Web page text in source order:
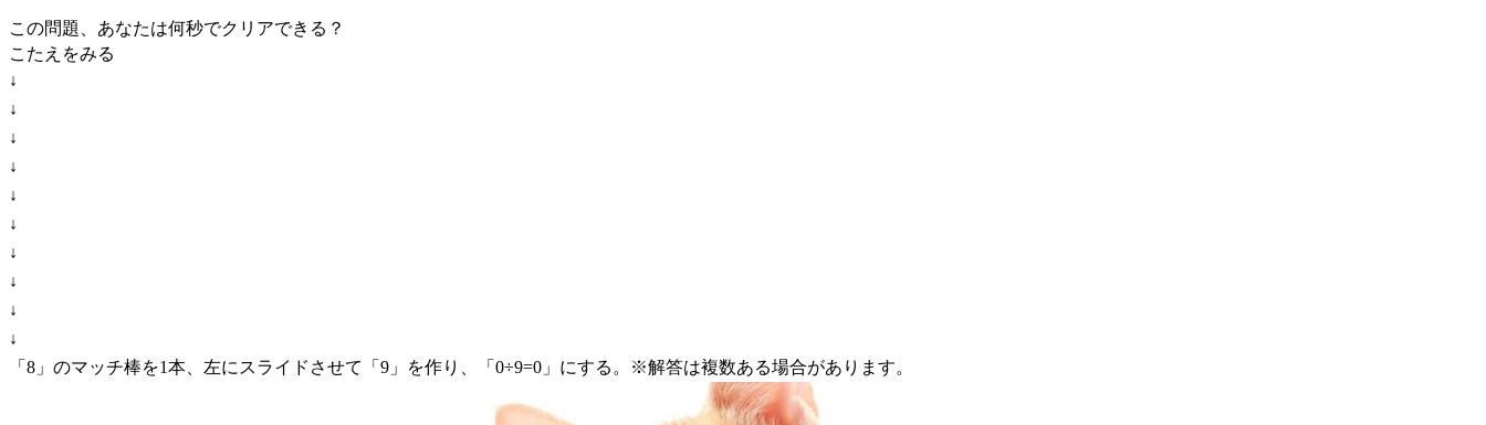
この問題、あなたは何秒でクリアできる？
こたえをみる
↓
↓
↓
↓
↓
↓
↓
↓
↓
↓
「8」のマッチ棒を1本、左にスライドさせて「9」を作り、「0÷9=0」にする。※解答は複数ある場合があります。